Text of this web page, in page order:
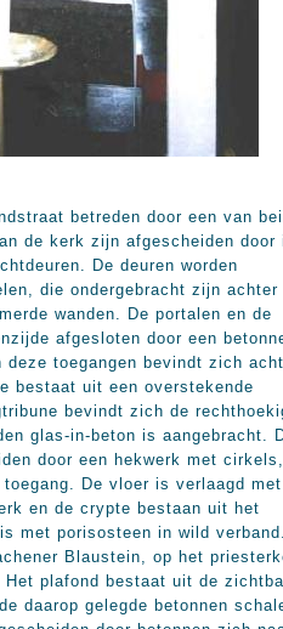
betreden door een van
de kerk zijn afgescheiden door
De deuren worden
die ondergebracht zijn achter
wanden. De portalen en de
afgesloten door een
toegangen bevindt zich
bestaat uit een overstekende
bevindt zich de
glas-in-beton is aangebracht.
door een hekwerk met cirkels,
De vloer is verlaagd met
en de crypte bestaan uit het
met porisosteen in wild
Blaustein, op het
plafond bestaat uit de
daarop gelegde betonnen